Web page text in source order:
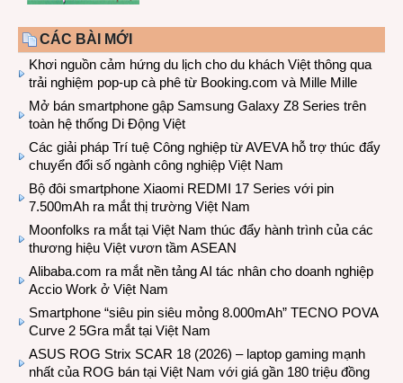
CÁC BÀI MỚI
Khơi nguồn cảm hứng du lịch cho du khách Việt thông qua
trải nghiệm pop-up cà phê từ Booking.com và Mille Mille
Mở bán smartphone gập Samsung Galaxy Z8 Series trên
toàn hệ thống Di Động Việt
Các giải pháp Trí tuệ Công nghiệp từ AVEVA hỗ trợ thúc đẩy
chuyển đổi số ngành công nghiệp Việt Nam
Bộ đôi smartphone Xiaomi REDMI 17 Series với pin
7.500mAh ra mắt thị trường Việt Nam
Moonfolks ra mắt tại Việt Nam thúc đẩy hành trình của các
thương hiệu Việt vươn tầm ASEAN
Alibaba.com ra mắt nền tảng AI tác nhân cho doanh nghiệp
Accio Work ở Việt Nam
Smartphone “siêu pin siêu mỏng 8.000mAh” TECNO POVA
Curve 2 5Gra mắt tại Việt Nam
ASUS ROG Strix SCAR 18 (2026) – laptop gaming mạnh
nhất của ROG bán tại Việt Nam với giá gần 180 triệu đồng